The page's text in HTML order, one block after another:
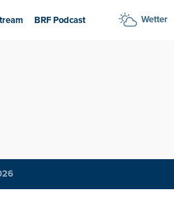
BRF Podcast Wetter